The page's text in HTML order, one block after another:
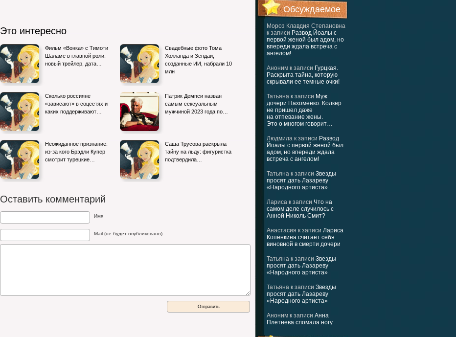
Обсуждаемое
Мороз Клавдия Степановна
к записи Развод Йоалы с
первой женой был адом, но
впереди ждала встреча с
ангелом!
Аноним к записи Гурцкая.
Раскрыта тайна, которую
скрывали ее темные очки!
Татьяна к записи Муж
дочери Пахоменко. Колкер
не пришел даже
на отпевание жены.
Это о многом говорит…
Людмила к записи Развод
Йоалы с первой женой был
адом, но впереди ждала
встреча с ангелом!
Татьяна к записи Звезды
просят дать Лазареву
«Народного артиста»
Лариса к записи Что на
самом деле случилось с
Анной Николь Смит?
Анастасия к записи Лариса
Копенкина считает себя
виновной в смерти дочери
Татьяна к записи Звезды
просят дать Лазареву
«Народного артиста»
Татьяна к записи Звезды
просят дать Лазареву
«Народного артиста»
Аноним к записи Анна
Плетнева сломала ногу
Это интересно
Фильм «Вонка» с Тимоти
Шаламе в главной роли:
новый трейлер, дата…
Свадебные фото Тома
Холланда и Зендаи,
созданные ИИ, набрали 10
млн
Сколько россияне
«зависают» в соцсетях и
каких поддерживают…
Патрик Демпси назван
самым сексуальным
мужчиной 2023 года по…
Неожиданное признание:
из-за кого Брэдли Купер
смотрит турецкие…
Саша Трусова раскрыла
тайну на льду: фигуристка
подтвердила…
Оставить комментарий
Имя
Mail (не будет опубликовано)